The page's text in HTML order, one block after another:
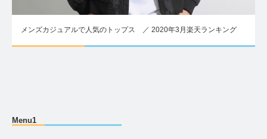
メンズカジュアルで人気のトップス ／ 2020年3月楽天ランキング
Menu1